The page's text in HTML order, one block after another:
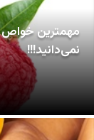
مهمترین خواص
نمی‌دانید!!!